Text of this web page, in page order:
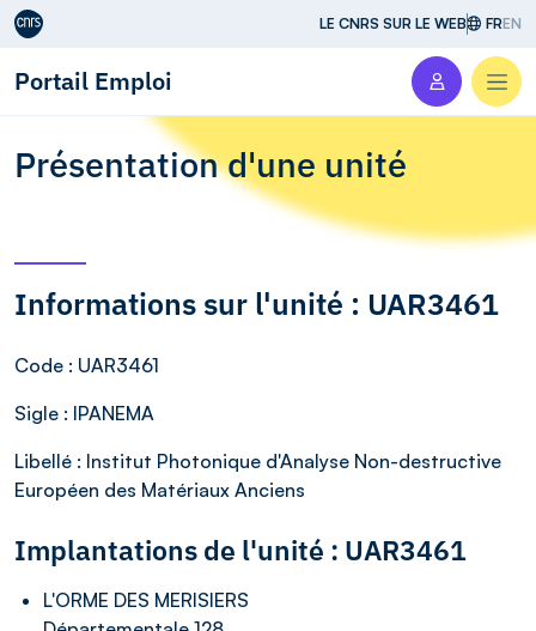
Aller au contenu LE CNRS SUR LE WEB FREN
Portail Emploi
Présentation d'une unité
Informations sur l'unité : UAR3461
Code : UAR3461
Sigle : IPANEMA
Libellé : Institut Photonique d'Analyse Non-destructive
Européen des Matériaux Anciens
Implantations de l'unité : UAR3461
L'ORME DES MERISIERS